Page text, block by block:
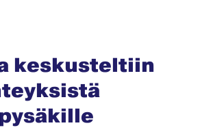
keskusteltiin